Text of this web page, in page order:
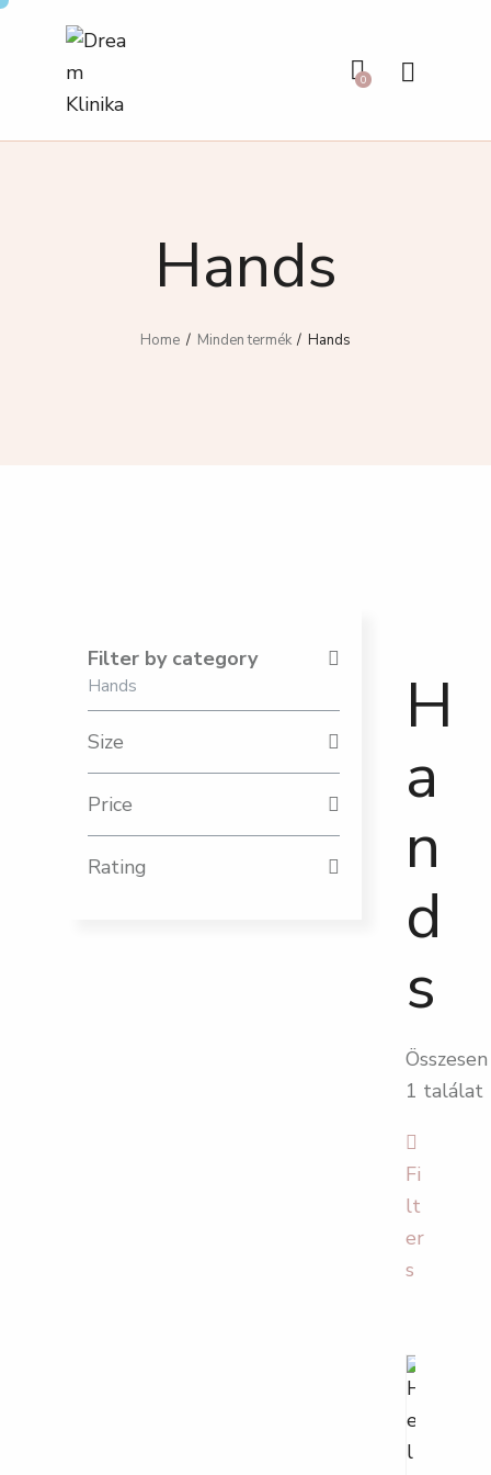
0
Hands
Home Minden termék Hands
H
a
n
d
s
Összesen
1 találat
Fi
lt
er
s
Filter by category
Hands
Size
Price
Rating